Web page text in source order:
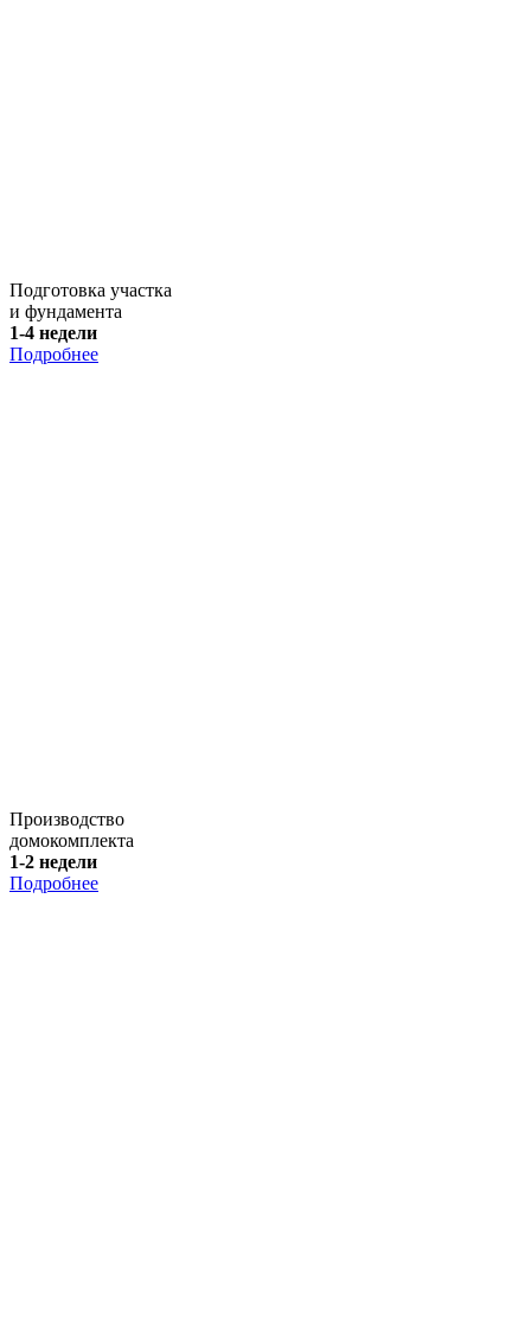
Подготовка участка
и фундамента
1-4 недели
Подробнее
Производство
домокомплекта
1-2 недели
Подробнее